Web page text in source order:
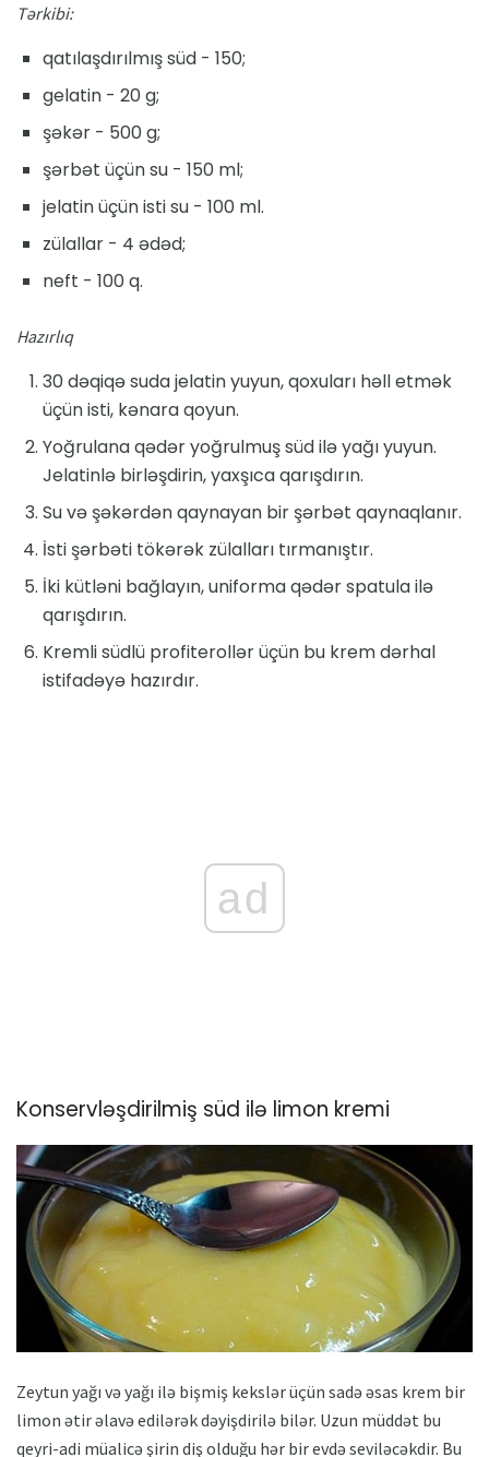
Tərkibi:
qatılaşdırılmış süd - 150;
gelatin - 20 g;
şəkər - 500 g;
şərbət üçün su - 150 ml;
jelatin üçün isti su - 100 ml.
zülallar - 4 ədəd;
neft - 100 q.
Hazırlıq
30 dəqiqə suda jelatin yuyun, qoxuları həll etmək
üçün isti, kənara qoyun.
Yoğrulana qədər yoğrulmuş süd ilə yağı yuyun.
Jelatinlə birləşdirin, yaxşıca qarışdırın.
Su və şəkərdən qaynayan bir şərbət qaynaqlanır.
İsti şərbəti tökərək zülalları tırmanıştır.
İki kütləni bağlayın, uniforma qədər spatula ilə
qarışdırın.
Kremli südlü profiterollər üçün bu krem ​​dərhal
istifadəyə hazırdır.
ad
Konservləşdirilmiş süd ilə limon kremi
Zeytun yağı və yağı ilə bişmiş kekslər üçün sadə əsas krem ​​bir
limon ətir əlavə edilərək dəyişdirilə bilər. Uzun müddət bu
qeyri-adi müalicə şirin diş olduğu hər bir evdə seviləcəkdir. Bu